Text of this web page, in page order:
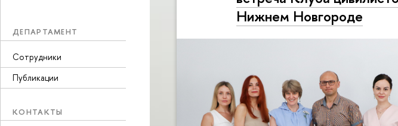
ДЕПАРТАМЕНТ
Сотрудники
Публикации
КОНТАКТЫ
Нижнем Новгороде